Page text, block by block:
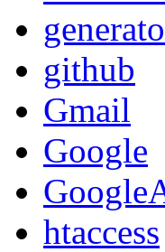
github
Gmail
Google
htaccess